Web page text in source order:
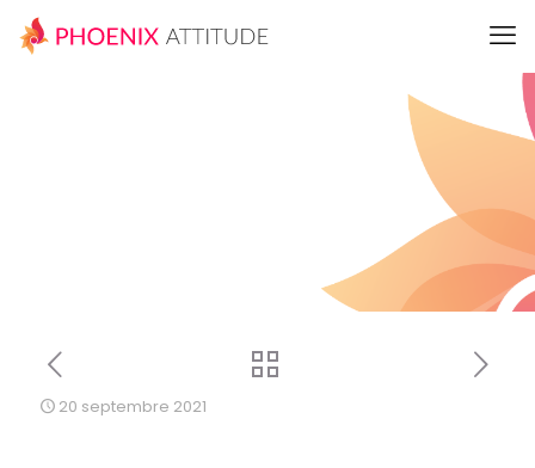
20 septembre 2021